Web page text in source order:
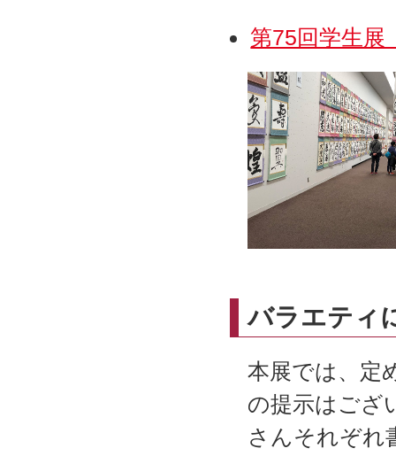
第75回学生
バラエティ
本展では、定
の提示はござ
さんそれぞれ